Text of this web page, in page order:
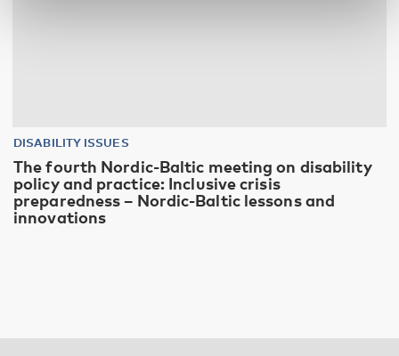
DISABILITY ISSUES
The fourth Nordic-Baltic meeting on disability
policy and practice: Inclusive crisis
preparedness – Nordic-Baltic lessons and
innovations